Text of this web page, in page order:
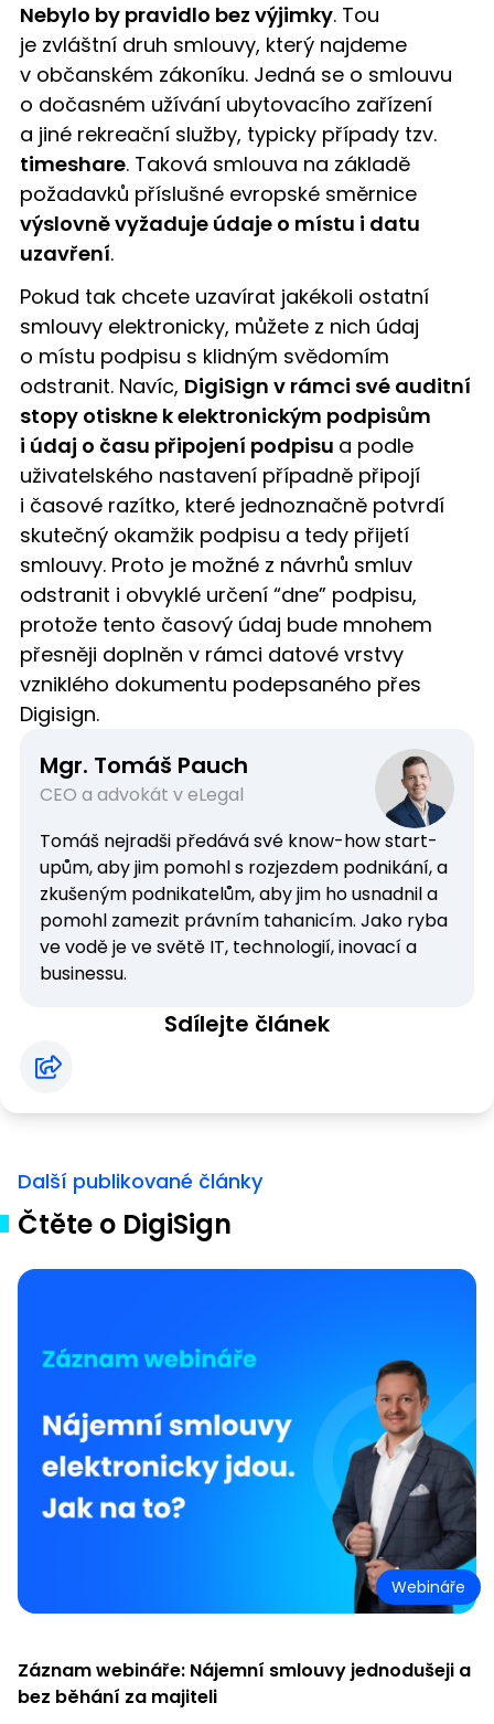
Nebylo by pravidlo bez výjimky. Tou
je zvláštní druh smlouvy, který najdeme
v občanském zákoníku. Jedná se o smlouvu
o dočasném užívání ubytovacího zařízení
a jiné rekreační služby, typicky případy tzv.
timeshare. Taková smlouva na základě
požadavků příslušné evropské směrnice
výslovně vyžaduje údaje o místu i datu
uzavření.
Pokud tak chcete uzavírat jakékoli ostatní
smlouvy elektronicky, můžete z nich údaj
o místu podpisu s klidným svědomím
odstranit. Navíc, DigiSign v rámci své auditní
stopy otiskne k elektronickým podpisům
i údaj o času připojení podpisu a podle
uživatelského nastavení případně připojí
i časové razítko, které jednoznačně potvrdí
skutečný okamžik podpisu a tedy přijetí
smlouvy. Proto je možné z návrhů smluv
odstranit i obvyklé určení “dne” podpisu,
protože tento časový údaj bude mnohem
přesněji doplněn v rámci datové vrstvy
vzniklého dokumentu podepsaného přes
Digisign.
Mgr. Tomáš Pauch
CEO a advokát v eLegal
Tomáš nejradši předává své know-how start-
upům, aby jim pomohl s rozjezdem podnikání, a
zkušeným podnikatelům, aby jim ho usnadnil a
pomohl zamezit právním tahanicím. Jako ryba
ve vodě je ve světě IT, technologií, inovací a
businessu.
Sdílejte článek
Další publikované články
Čtěte o DigiSign
Webináře
Záznam webináře: Nájemní smlouvy jednodušeji a
bez běhání za majiteli